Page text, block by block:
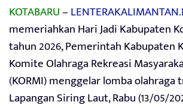
KOTABARU–
memeriahkan Hari Jadi Kabupaten
tahun 2026, Pemerintah Kabupaten
Komite Olahraga Rekreasi
(KORMI) menggelar lomba olahraga
Lapangan Siring Laut, Rabu (13/05/